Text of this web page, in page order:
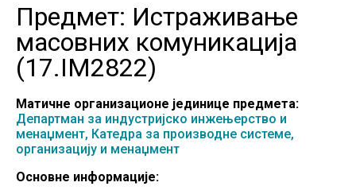
Предмет: Истраживање
масовних комуникација
(17.IM2822)
Матичне организационе јединице предмета:
Департман за индустријско инжењерство и
менаџмент, Катедра за производне системе,
организацију и менаџмент
Основне информације: